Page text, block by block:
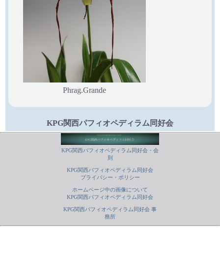
Phrag.Grande
KPG関西パフィオペディラム同好会
KPG関西パフィオペディラム同好会・会
則
KPG関西パフィオペディラム同好会
プライバシー・ポリシー
ホームページ中の画像について
KPG関西パフィオペディラム同好会
KPG関西パフィオペディラム同好会 事
務所